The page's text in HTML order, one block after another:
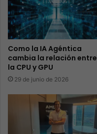
Como la IA Agéntica
cambia la relación entre
la CPU y GPU
29 de junio de 2026